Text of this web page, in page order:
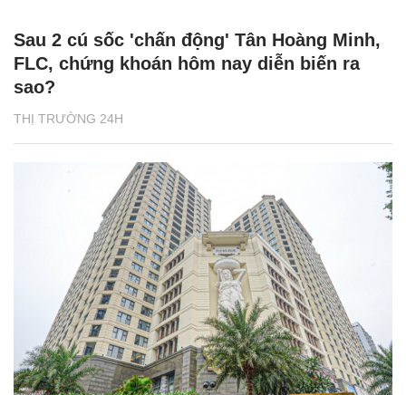
THỊ TRƯỜNG 24H
Sau 2 cú sốc 'chấn động' Tân Hoàng Minh,
FLC, chứng khoán hôm nay diễn biến ra
sao?